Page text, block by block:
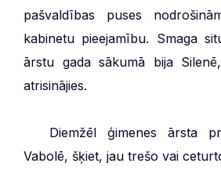
pašvaldības puses
kabinetu pieejamību. Smaga
ārstu gada sākumā bija
atrisinājies.
Diemžēl ģimenes ārsta
Vabolē, šķiet, jau trešo vai